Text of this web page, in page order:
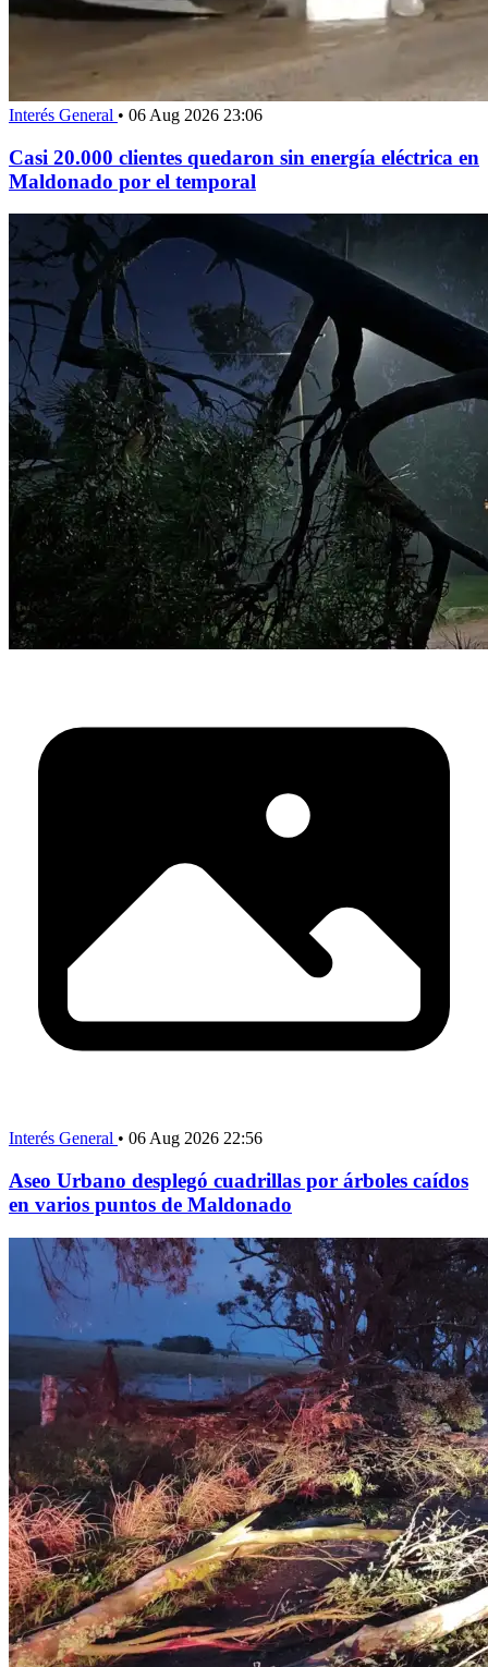
Interés General • 06 Aug 2026 23:06
Casi 20.000 clientes quedaron sin energía eléctrica en
Maldonado por el temporal
Interés General • 06 Aug 2026 22:56
Aseo Urbano desplegó cuadrillas por árboles caídos
en varios puntos de Maldonado